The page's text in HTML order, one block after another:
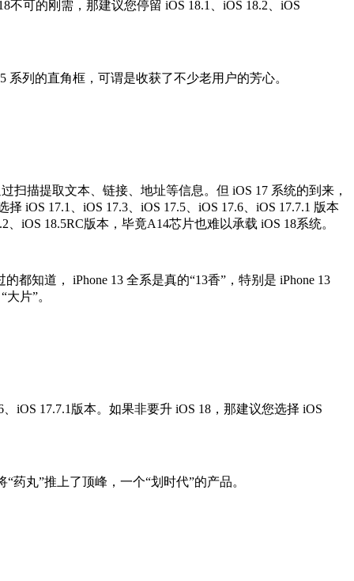
不可的刚需，那建议您停留 iOS 18.1、iOS 18.2、iOS
系列的直角框，可谓是收获了不少老用户的芳心。
扫描提取文本、链接、地址等信息。但 iOS 17 系统的到来，
iOS 17.1、iOS 17.3、iOS 17.5、iOS 17.6、iOS 17.7.1 版本
iOS 18.5RC版本，毕竟A14芯片也难以承载 iOS 18系统。
都知道， iPhone 13 全系是真的“13香”，特别是 iPhone 13
片”。
iOS 17.7.1版本。如果非要升 iOS 18，那建议您选择 iOS
“药丸”推上了顶峰，一个“划时代”的产品。